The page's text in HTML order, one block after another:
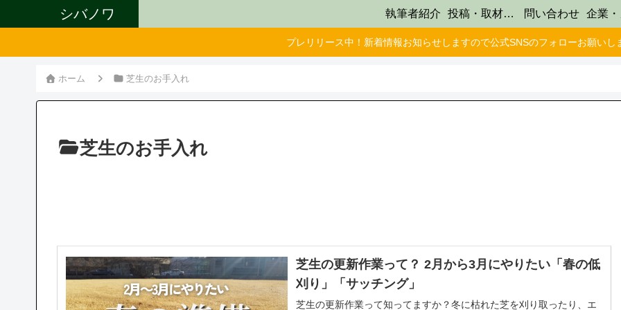
シバノワ 執筆者紹介 投稿・取材受け付け 問い合わせ
プレリリース中！新着情報お知らせしますので公式SNSのフォローお願いし
ホーム 芝生のお手入れ
芝生のお手入れ
芝生の更新作業って？ 2月から3月にやりたい「春の低
刈り」「サッチング」
芝生の更新作業って知ってますか？冬に枯れた芝を刈り取ったり、エ